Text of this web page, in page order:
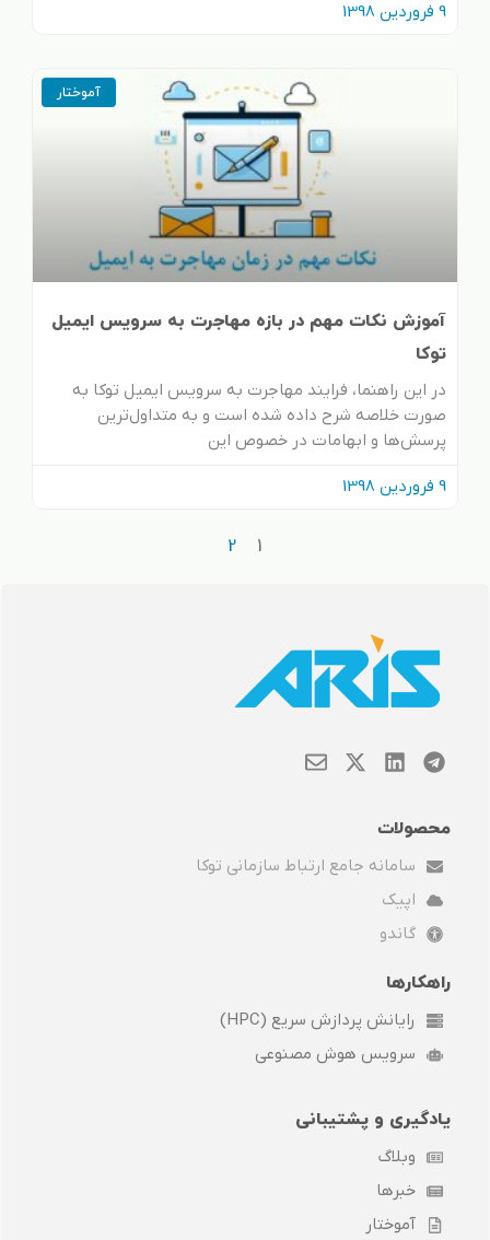
9 فروردین 1398
آموختار
آموزش نکات مهم در بازه مهاجرت به سرویس ایمیل
توکا
در این راهنما، فرایند مهاجرت به سرویس ایمیل توکا به‌
صورت خلاصه شرح داده شده است و به متداول‌ترین
پرسش‌ها و ابهامات در خصوص این
9 فروردین 1398
1
2
T
e
e
r
a
m
L
k
d
i
n
X
t
E
o
محصولات
سامانه جامع ارتباط سازمانی توکا
اپیک
گاندو
راهکارها
رایانش پردازش سریع (HPC)
سرویس هوش مصنوعی
یادگیری و پشتیبانی
وبلاگ
خبرها
آموختار